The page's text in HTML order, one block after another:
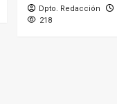
Dpto. Redacción
218